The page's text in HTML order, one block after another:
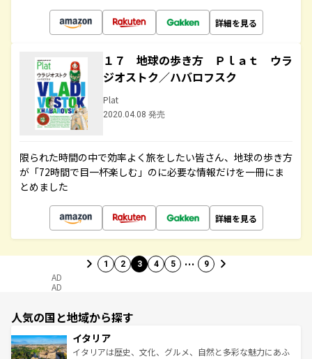
詳細を見る
１７ 地球の歩き方 Ｐｌａｔ ウラ
ジオストク／ハバロフスク
Plat
2020.04.08 発売
限られた時間の中で効率よく旅をしたい皆さん、地球の歩き方
が「72時間で目一杯楽しむ」のに必要な情報だけを一冊にま
とめました
詳細を見る
1 2 3 4 5 … 9
AD
AD
人気の国と地域から探す
イタリア
イタリアは歴史、文化、グルメ、自然と多彩な魅力にあふ